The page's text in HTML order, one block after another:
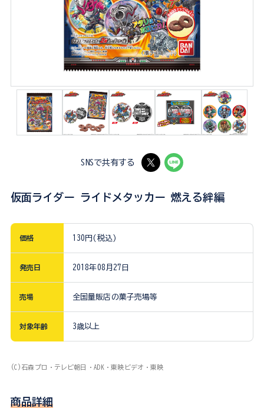
SNSで共有する
仮面ライダー ライドメタッカー 燃える絆編
価格 130円(税込)
発売日 2018年08月27日
売場 全国量販店の菓子売場等
対象年齢 3歳以上
(C)石森プロ・テレビ朝日・ADK・東映ビデオ・東映
商品詳細